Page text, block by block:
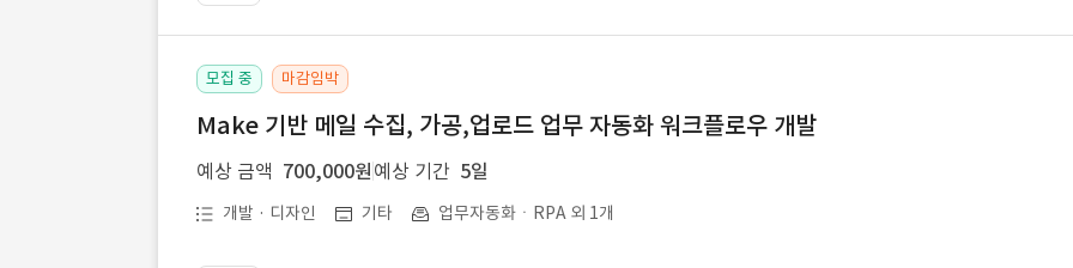
모집 중 마감임박
Make 기반 메일 수집, 가공,업로드 업무 자동화 워크플로우 개발
예상 금액 700,000원 예상 기간 5일
개발 · 디자인 기타 업무자동화ㆍRPA 외 1개